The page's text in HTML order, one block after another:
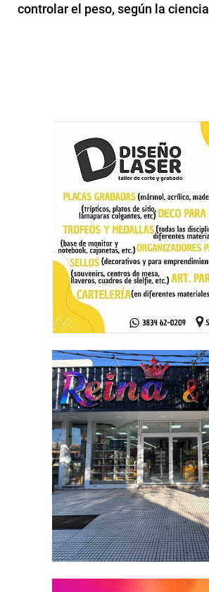
controlar el peso, según la ciencia